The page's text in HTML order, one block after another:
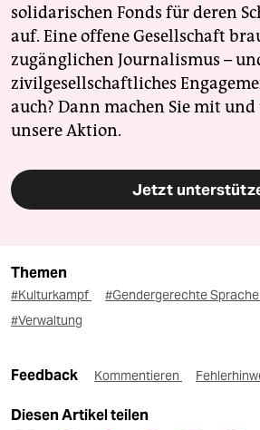
solidarischen Fonds für deren
auf. Eine offene Gesellschaft
zugänglichen Journalismus –
zivilgesellschaftliches
auch? Dann machen Sie mit
unsere Aktion.
Jetzt
Themen
#Kulturkampf #Gendergerechte Sprache
#Verwaltung
Feedback Kommentieren
Diesen Artikel teilen